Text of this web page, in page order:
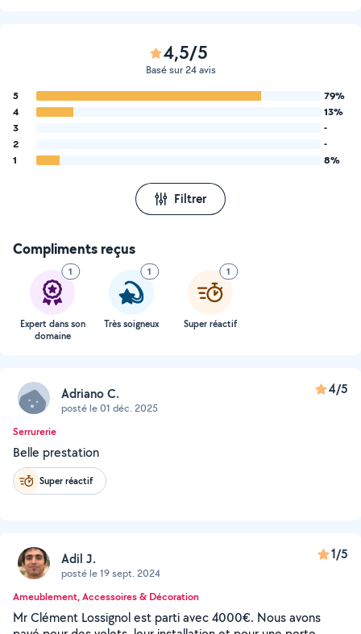
4,5/5
Basé sur 24 avis
5
79%
4
13%
3
-
2
-
1
8%
Filtrer
Compliments reçus
1
Expert dans son
domaine
1
Très soigneux
1
Super réactif
Adriano C.
posté le 01 déc. 2025
4/5
Serrurerie
Belle prestation
Super réactif
Adil J.
posté le 19 sept. 2024
1/5
Ameublement, Accessoires & Décoration
Mr Clément Lossignol est parti avec 4000€. Nous avons